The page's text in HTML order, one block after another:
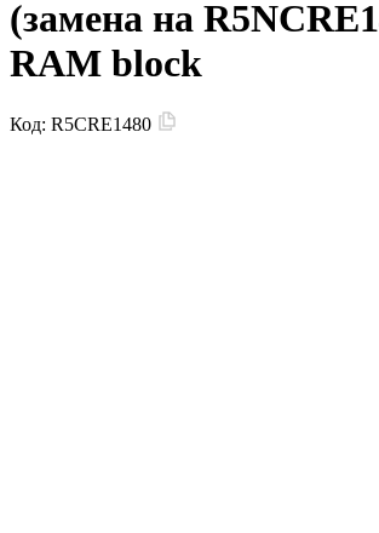
(замена на
RAM block
Код: R5CRE1480